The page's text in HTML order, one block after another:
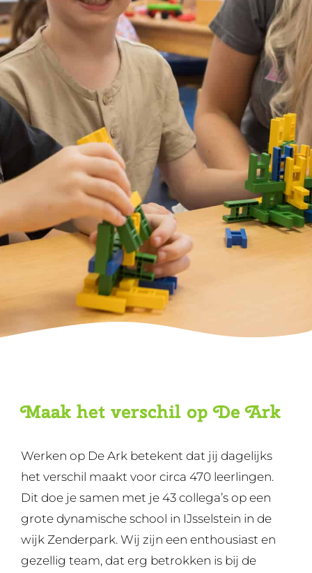
Maak het verschil op De Ark
Werken op De Ark betekent dat jij dagelijks
het verschil maakt voor circa 470 leerlingen.
Dit doe je samen met je 43 collega’s op een
grote dynamische school in IJsselstein in de
wijk Zenderpark. Wij zijn een enthousiast en
gezellig team, dat erg betrokken is bij de